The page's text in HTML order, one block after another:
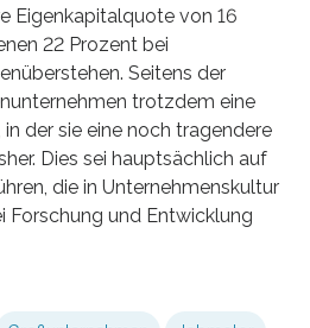
Eigenkapitalquote von 16
22 Prozent bei
Seitens der
trotzdem eine
der sie eine noch tragendere
Dies sei hauptsächlich auf
die in Unternehmenskultur
Forschung und Entwicklung